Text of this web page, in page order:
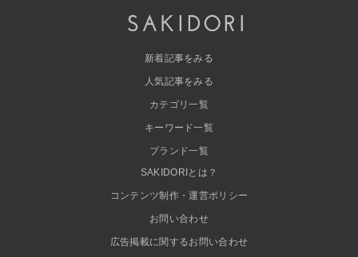
新着記事をみる
人気記事をみる
カテゴリ一覧
キーワード一覧
ブランド一覧
SAKIDORIとは？
コンテンツ制作・運営ポリシー
お問い合わせ
広告掲載に関するお問い合わせ